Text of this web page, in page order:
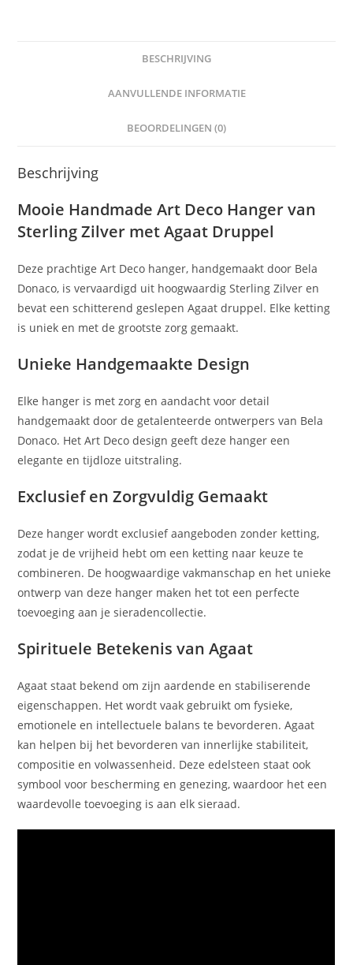
BESCHRIJVING
AANVULLENDE INFORMATIE
BEOORDELINGEN (0)
Beschrijving
Mooie Handmade Art Deco Hanger van
Sterling Zilver met Agaat Druppel
Deze prachtige Art Deco hanger, handgemaakt door Bela
Donaco, is vervaardigd uit hoogwaardig Sterling Zilver en
bevat een schitterend geslepen Agaat druppel. Elke ketting
is uniek en met de grootste zorg gemaakt.
Unieke Handgemaakte Design
Elke hanger is met zorg en aandacht voor detail
handgemaakt door de getalenteerde ontwerpers van Bela
Donaco. Het Art Deco design geeft deze hanger een
elegante en tijdloze uitstraling.
Exclusief en Zorgvuldig Gemaakt
Deze hanger wordt exclusief aangeboden zonder ketting,
zodat je de vrijheid hebt om een ketting naar keuze te
combineren. De hoogwaardige vakmanschap en het unieke
ontwerp van deze hanger maken het tot een perfecte
toevoeging aan je sieradencollectie.
Spirituele Betekenis van Agaat
Agaat staat bekend om zijn aardende en stabiliserende
eigenschappen. Het wordt vaak gebruikt om fysieke,
emotionele en intellectuele balans te bevorderen. Agaat
kan helpen bij het bevorderen van innerlijke stabiliteit,
compositie en volwassenheid. Deze edelsteen staat ook
symbool voor bescherming en genezing, waardoor het een
waardevolle toevoeging is aan elk sieraad.